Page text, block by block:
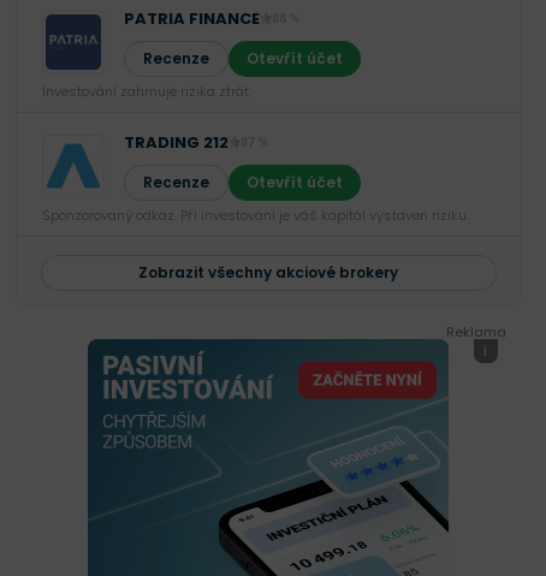
PATRIA FINANCE
Recenze Otevřít účet
Investování zahrnuje rizika ztrát.‎
TRADING 212
Recenze Otevřít účet
Sponzorovaný odkaz. Při investování je váš kapitál vystaven riziku.
Zobrazit všechny akciové brokery
Reklama
i